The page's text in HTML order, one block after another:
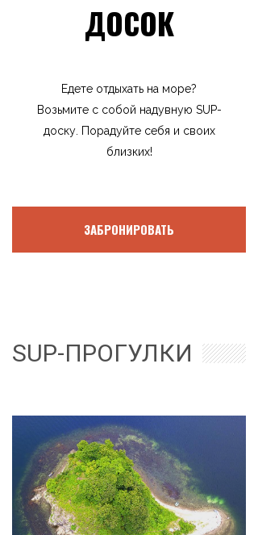
ДОСОК
Едете отдыхать на море?
Возьмите с собой надувную SUP-
доску. Порадуйте себя и своих
близких!
ЗАБРОНИРОВАТЬ
SUP-ПРОГУЛКИ